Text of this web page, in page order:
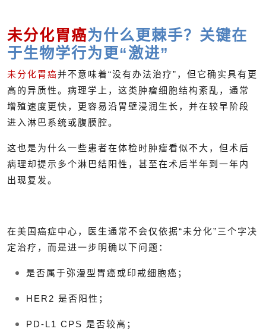
未分化胃癌为什么更棘手？关键在
于生物学行为更“激进”
未分化胃癌并不意味着“没有办法治疗”，但它确实具有更
高的异质性。病理学上，这类肿瘤细胞结构紊乱，通常
增殖速度更快，更容易沿胃壁浸润生长，并在较早阶段
进入淋巴系统或腹膜腔。
这也是为什么一些患者在体检时肿瘤看似不大，但术后
病理却提示多个淋巴结阳性，甚至在术后半年到一年内
出现复发。
在美国癌症中心，医生通常不会仅依据“未分化”三个字决
定治疗，而是进一步明确以下问题：
是否属于弥漫型胃癌或印戒细胞癌；
HER2 是否阳性；
PD-L1 CPS 是否较高；